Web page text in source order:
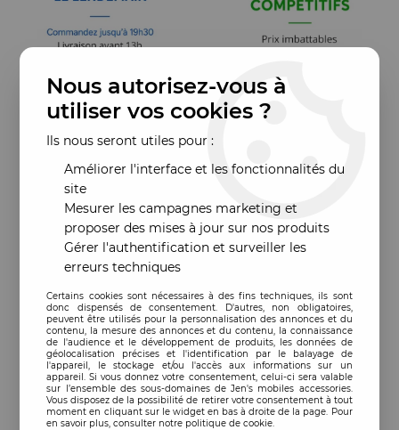
Nous autorisez-vous à
utiliser vos cookies ?
Ils nous seront utiles pour :
Améliorer l'interface et les fonctionnalités du
site
Mesurer les campagnes marketing et
proposer des mises à jour sur nos produits
Gérer l'authentification et surveiller les
erreurs techniques
Certains cookies sont nécessaires à des fins techniques, ils sont
donc dispensés de consentement. D'autres, non obligatoires,
peuvent être utilisés pour la personnalisation des annonces et du
contenu, la mesure des annonces et du contenu, la connaissance
de l'audience et le développement de produits, les données de
géolocalisation précises et l'identification par le balayage de
l'appareil, le stockage et/ou l'accès aux informations sur un
appareil. Si vous donnez votre consentement, celui-ci sera valable
sur l’ensemble des sous-domaines de Jen's mobiles accessories.
Vous disposez de la possibilité de retirer votre consentement à tout
moment en cliquant sur le widget en bas à droite de la page. Pour
en savoir plus, consulter notre politique de cookie.